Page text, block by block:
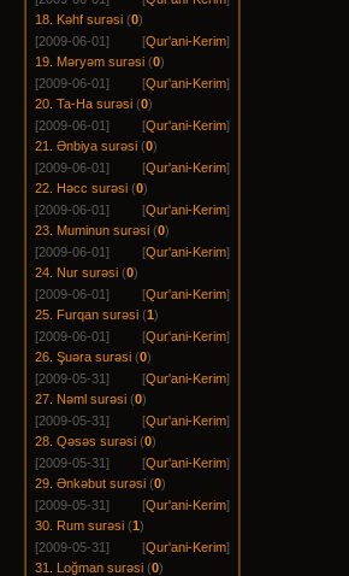
18. Kəhf surəsi (0)
[2009-06-01]
[Qur'ani-Kerim]
19. Məryəm surəsi (0)
[2009-06-01]
[Qur'ani-Kerim]
20. Ta-Ha surəsi (0)
[2009-06-01]
[Qur'ani-Kerim]
21. Ənbiya surəsi (0)
[2009-06-01]
[Qur'ani-Kerim]
22. Həcc surəsi (0)
[2009-06-01]
[Qur'ani-Kerim]
23. Muminun surəsi (0)
[2009-06-01]
[Qur'ani-Kerim]
24. Nur surəsi (0)
[2009-06-01]
[Qur'ani-Kerim]
25. Furqan surəsi (1)
[2009-06-01]
[Qur'ani-Kerim]
26. Şuəra surəsi (0)
[2009-05-31]
[Qur'ani-Kerim]
27. Nəml surəsi (0)
[2009-05-31]
[Qur'ani-Kerim]
28. Qəsəs surəsi (0)
[2009-05-31]
[Qur'ani-Kerim]
29. Ənkəbut surəsi (0)
[2009-05-31]
[Qur'ani-Kerim]
30. Rum surəsi (1)
[2009-05-31]
[Qur'ani-Kerim]
31. Loğman surəsi (0)